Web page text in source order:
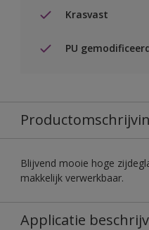
Krasvast
PU
Blijvend mooie hoge
makkelijk verwerkbaar.
Applicatie